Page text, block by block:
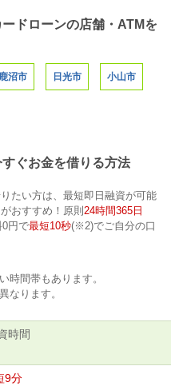
ドローンの店舗・ATMを
鹿沼市 日光市 小山市
ぐお金を借りる方法
たい方は、最短即日融資が可能
がおすすめ！原則 24時間365日
円で最短10秒(※2)でご自分の口
時間帯もあります。
なります。
時間
9分